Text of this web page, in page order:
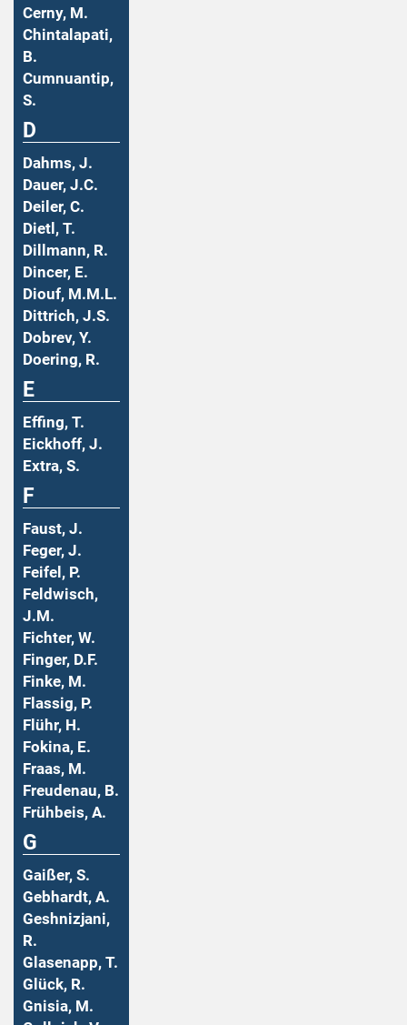
Cerny, M.
Chintalapati,
B.
Cumnuantip,
S.
D
Dahms, J.
Dauer, J.C.
Deiler, C.
Dietl, T.
Dillmann, R.
Dincer, E.
Diouf, M.M.L.
Dittrich, J.S.
Dobrev, Y.
Doering, R.
E
Effing, T.
Eickhoff, J.
Extra, S.
F
Faust, J.
Feger, J.
Feifel, P.
Feldwisch,
J.M.
Fichter, W.
Finger, D.F.
Finke, M.
Flassig, P.
Flühr, H.
Fokina, E.
Fraas, M.
Freudenau, B.
Frühbeis, A.
G
Gaißer, S.
Gebhardt, A.
Geshnizjani,
R.
Glasenapp, T.
Glück, R.
Gnisia, M.